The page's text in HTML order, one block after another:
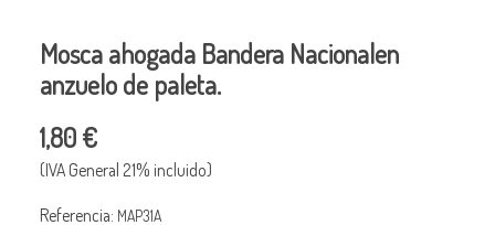
Mosca ahogada Bandera Nacionalen
anzuelo de paleta.
1,80 €
(IVA General 21% incluido)
Referencia: MAP31A